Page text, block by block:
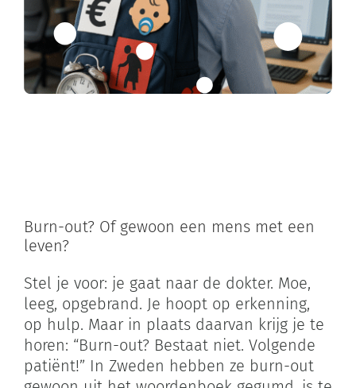
Blog
Contact
Burn-out? Of gewoon een mens met een
leven?
Stel je voor: je gaat naar de dokter. Moe,
leeg, opgebrand. Je hoopt op erkenning,
op hulp. Maar in plaats daarvan krijg je te
horen: “Burn-out? Bestaat niet. Volgende
patiënt!” In Zweden hebben ze burn-out